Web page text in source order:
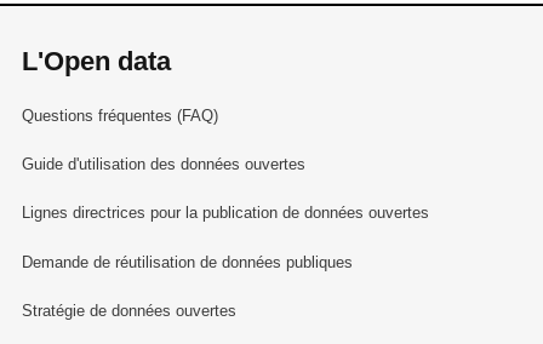
L'Open data
Questions fréquentes (FAQ)
Guide d'utilisation des données ouvertes
Lignes directrices pour la publication de données ouvertes
Demande de réutilisation de données publiques
Stratégie de données ouvertes